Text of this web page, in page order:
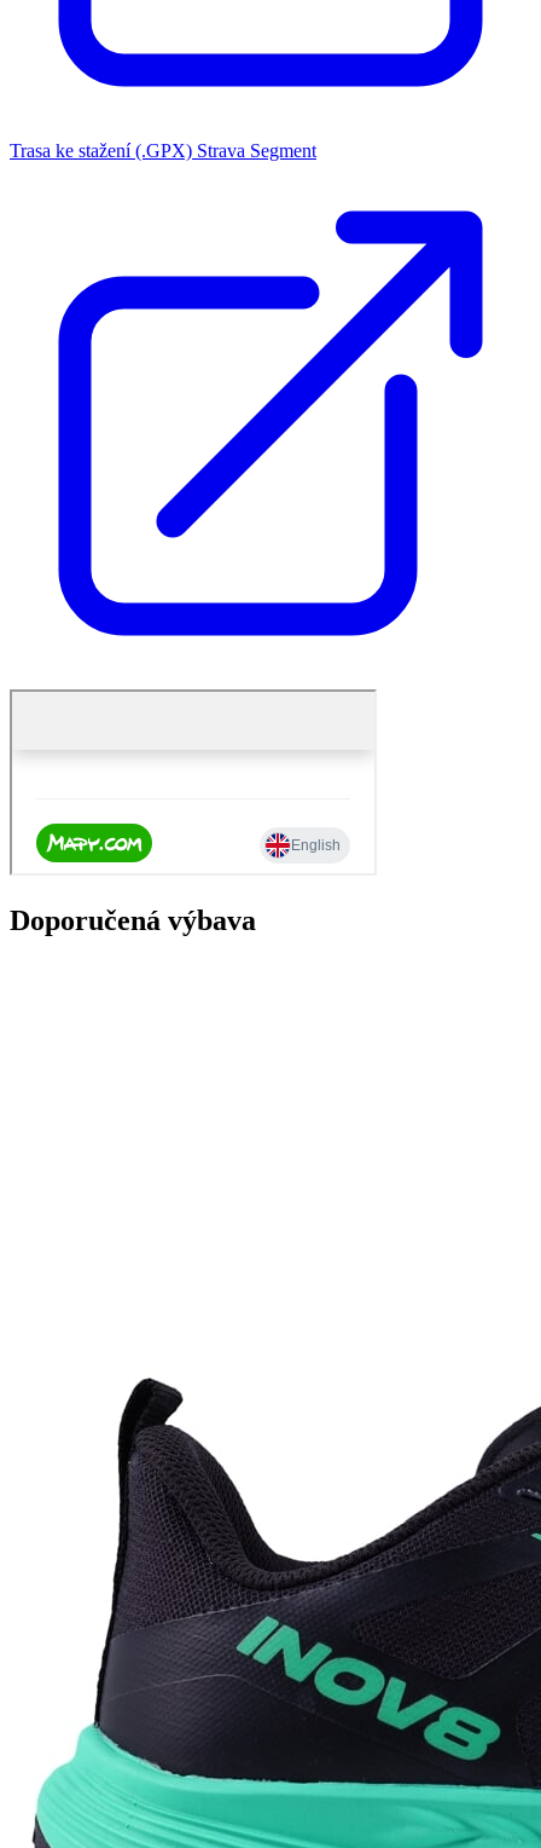
Trasa ke stažení (.GPX) Strava Segment
Doporučená výbava